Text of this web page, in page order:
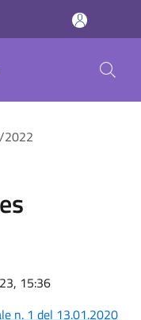
2022
15:36
n. 1 del 13.01.2020